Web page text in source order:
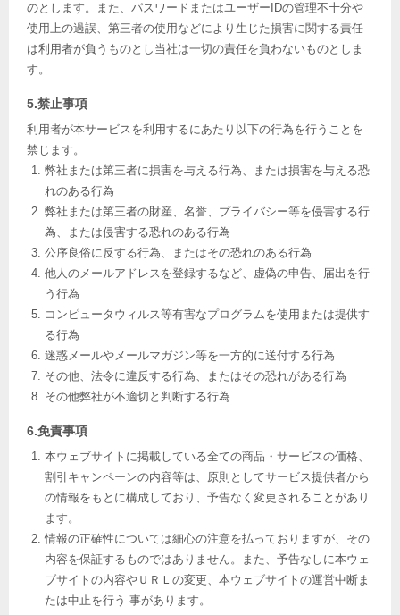
のとします。また、パスワードまたはユーザーIDの管理不十分や
使用上の過誤、第三者の使用などにより生じた損害に関する責任
は利用者が負うものとし当社は一切の責任を負わないものとしま
す。
5.禁止事項
利用者が本サービスを利用するにあたり以下の行為を行うことを
禁じます。
弊社または第三者に損害を与える行為、または損害を与える恐
れのある行為
弊社または第三者の財産、名誉、プライバシー等を侵害する行
為、または侵害する恐れのある行為
公序良俗に反する行為、またはその恐れのある行為
他人のメールアドレスを登録するなど、虚偽の申告、届出を行
う行為
コンピュータウィルス等有害なプログラムを使用または提供す
る行為
迷惑メールやメールマガジン等を一方的に送付する行為
その他、法令に違反する行為、またはその恐れがある行為
その他弊社が不適切と判断する行為
6.免責事項
本ウェブサイトに掲載している全ての商品・サービスの価格、
割引キャンペーンの内容等は、原則としてサービス提供者から
の情報をもとに構成しており、予告なく変更されることがあり
ます。
情報の正確性については細心の注意を払っておりますが、その
内容を保証するものではありません。また、予告なしに本ウェ
ブサイトの内容やＵＲＬの変更、本ウェブサイトの運営中断ま
たは中止を行う 事があります。